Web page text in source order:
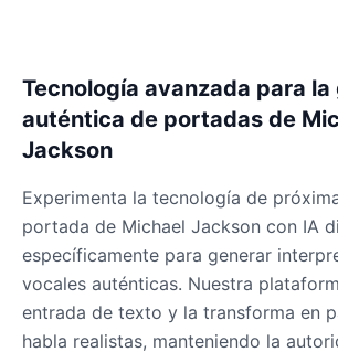
Jacksepticeye
Jake Paul
Male @MoonPetal
James Earl Jones
Tecnología avanzada para
auténtica de portadas de
Jackson
Experimenta la tecnología de
portada de Michael Jackson con IA
específicamente para generar
vocales auténticas. Nuestra
entrada de texto y la transforma en
habla realistas, manteniendo la